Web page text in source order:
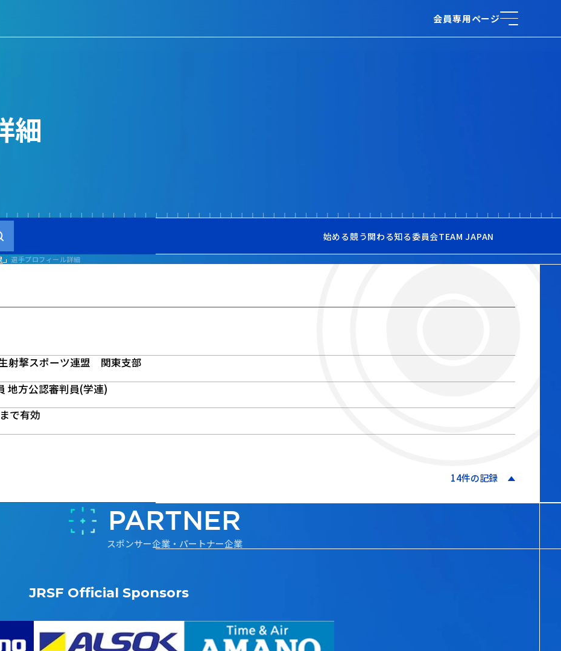
会員専用ページ
細
始める競う関わる知る委員会TEAM JAPAN
選手プロフィール詳細
生射撃スポーツ連盟 関東支部
地方公認審判員(学連)
で有効
14件の記録
スポンサー企業・パートナー企業
PARTNER
JRSF Official Sponsors